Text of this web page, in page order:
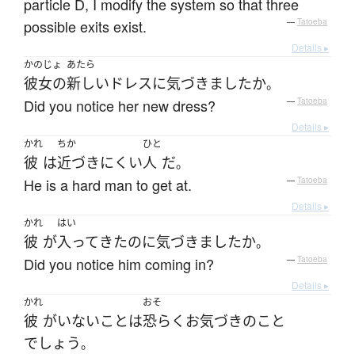
possible exits exist.
— Tatoeba
Details ▸
かのじょ
彼女の
あたら
新しい ドレスに気づきましたか。
Did you notice her new dress? — Tatoeba
Details ▸
かれ
彼 は
ちか
近づきにくい
ひと
人 だ。
He is a hard man to get at. — Tatoeba
Details ▸
かれ
彼 が
はい
入って きたのに気づきましたか。
Did you notice him coming in? — Tatoeba
Details ▸
かれ
彼 がいないことは
おそ
恐らく お気づきのこと
でしょう。